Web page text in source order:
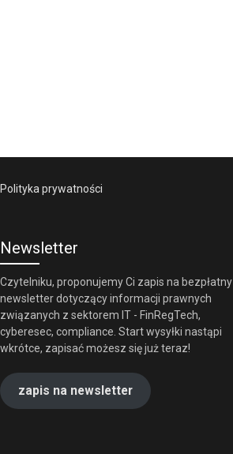
Polityka prywatności
Newsletter
Czytelniku, proponujemy Ci zapis na bezpłatny
newsletter dotyczący informacji prawnych
związanych z sektorem IT - FinRegTech,
cyberesec, compliance. Start wysyłki nastąpi
wkrótce, zapisać możesz się już teraz!
zapis na newsletter